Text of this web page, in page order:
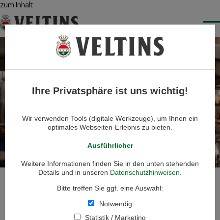
Ihre Privatsphäre ist uns wichtig!
Wir verwenden Tools (digitale Werkzeuge), um Ihnen ein
optimales Webseiten-Erlebnis zu bieten.
Ausführlicher
Weitere Informationen finden Sie in den unten stehenden
Details und in unseren Datenschutzhinweisen
Bitte treffen Sie ggf. eine Auswahl:
Notwendig
Statistik / Marketing
zum Inhalt
STELLENANGEBOTE